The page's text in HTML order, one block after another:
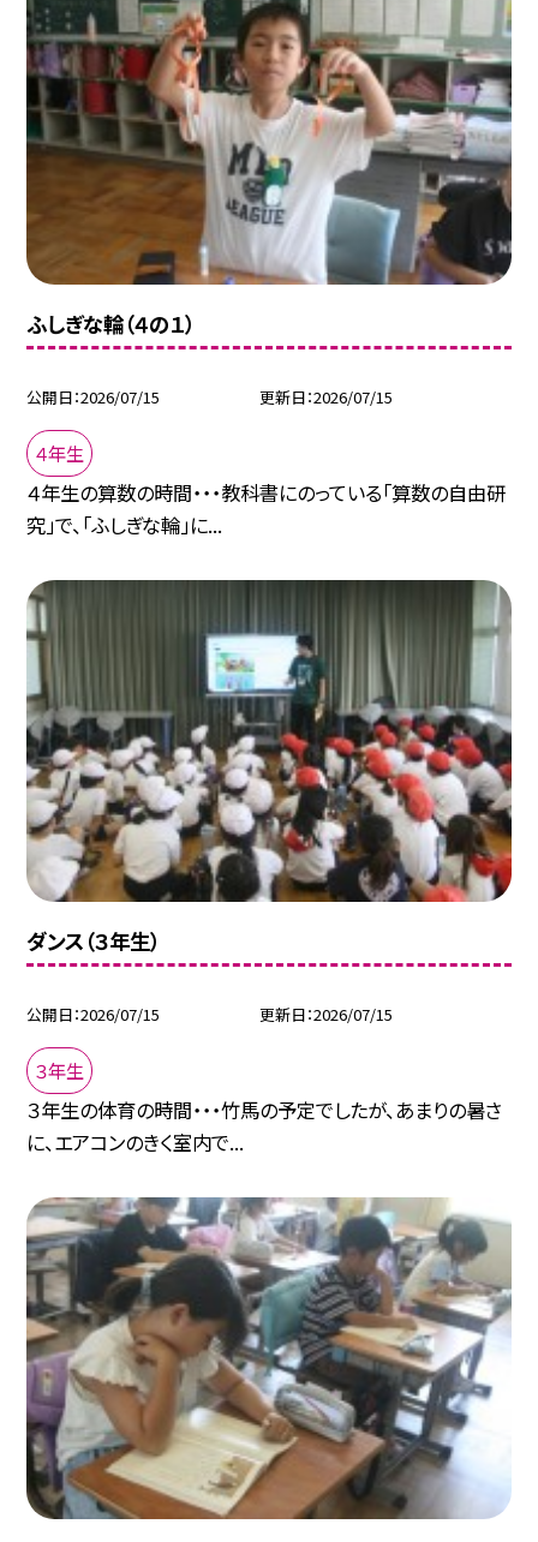
ふしぎな輪（４の１）
公開日 2026/07/15 更新日 2026/07/15
４年生
４年生の算数の時間・・・教科書にのっている「算数の自由研
究」で、「ふしぎな輪」に...
ダンス（３年生）
公開日 2026/07/15 更新日 2026/07/15
３年生
３年生の体育の時間・・・竹馬の予定でしたが、あまりの暑さ
に、エアコンのきく室内で...